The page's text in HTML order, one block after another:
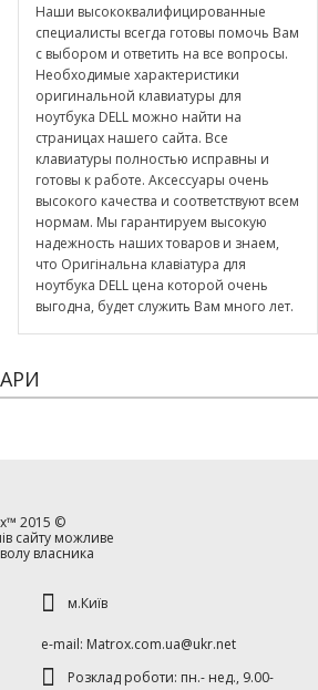
Наши высококвалифицированные
специалисты всегда готовы помочь Вам
с выбором и ответить на все вопросы.
Необходимые характеристики
оригинальной клавиатуры для
ноутбука DELL можно найти на
страницах нашего сайта. Все
клавиатуры полностью исправны и
готовы к работе. Аксессуары очень
высокого качества и соответствуют всем
нормам. Мы гарантируем высокую
надежность наших товаров и знаем,
что Оригінальна клавіатура для
ноутбука DELL цена которой очень
выгодна, будет служить Вам много лет.
2015 ©
сайту можливе
власника
м.Київ
е-mаil: Matrox.com.ua@ukr.net
Розклад роботи: пн.- нед., 9.00-